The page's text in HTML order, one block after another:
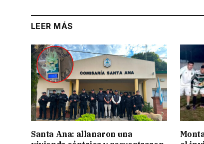
LEER MÁS
Santa Ana: allanaron una